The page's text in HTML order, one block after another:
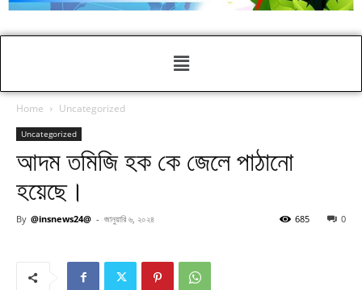
Home Uncategorized
Uncategorized
আদম তমিজি হক কে জেলে পাঠানো
হয়েছে।
By @insnews24@ - জানুয়ারি ৬, ২০২৪ 0
685